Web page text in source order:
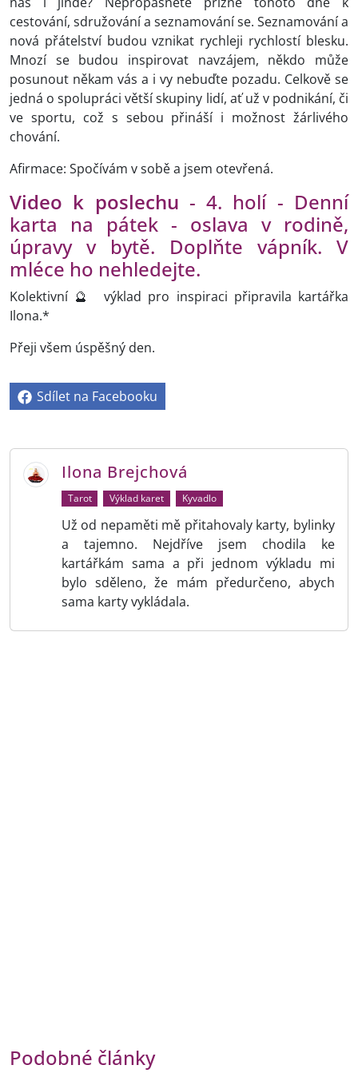
cestování, sdružování a seznamování se. Seznamování a
nová přátelství budou vznikat rychleji rychlostí blesku.
Mnozí se budou inspirovat navzájem, někdo může
posunout někam vás a i vy nebuďte pozadu. Celkově se
jedná o spolupráci větší skupiny lidí, ať už v podnikání, či
ve sportu, což s sebou přináší i možnost žárlivého
chování.
Afirmace: Spočívám v sobě a jsem otevřená.
Video k poslechu - 4. holí - Denní
karta na pátek - oslava v rodině,
úpravy v bytě. Doplňte vápník. V
mléce ho nehledejte.
Kolektivní 🔮 výklad pro inspiraci připravila kartářka
Ilona.*
Přeji všem úspěšný den.
Sdílet na Facebooku
Ilona Brejchová
Tarot Výklad karet Kyvadlo
Už od nepaměti mě přitahovaly karty, bylinky
a tajemno. Nejdříve jsem chodila ke
kartářkám sama a při jednom výkladu mi
bylo sděleno, že mám předurčeno, abych
sama karty vykládala.
Podobné články